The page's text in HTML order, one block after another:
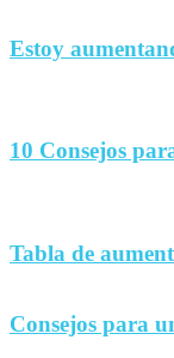
Estoy
10 Consejos
Tabla de
Consejos para